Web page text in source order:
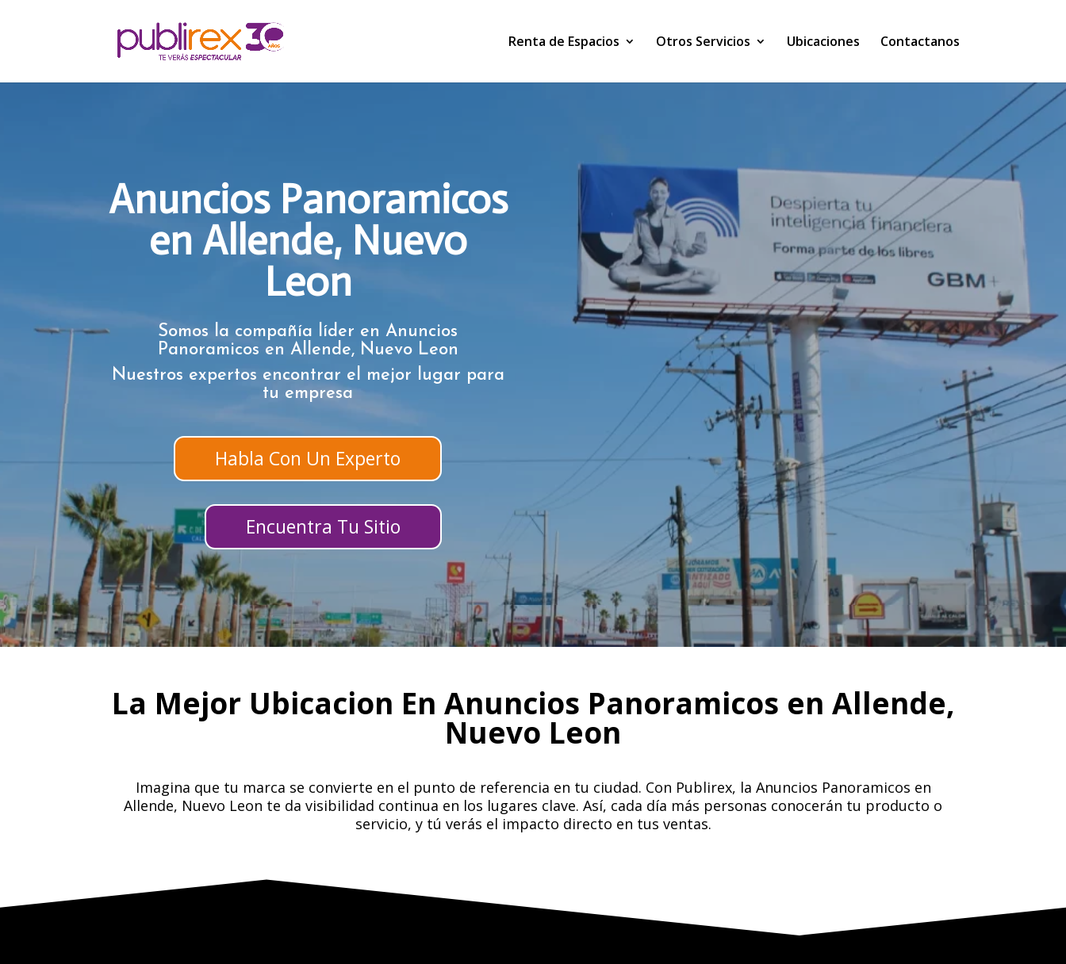
Renta de Espacios Otros Servicios Ubicaciones Contactanos
Anuncios Panoramicos
en Allende, Nuevo
Leon
Somos la compañía líder en Anuncios
Panoramicos en Allende, Nuevo Leon
Nuestros expertos encontrar el mejor lugar para
tu empresa
Habla Con Un Experto
Encuentra Tu Sitio
La Mejor Ubicacion En Anuncios Panoramicos en Allende,
Nuevo Leon
Imagina que tu marca se convierte en el punto de referencia en tu ciudad. Con Publirex, la Anuncios Panoramicos en
Allende, Nuevo Leon te da visibilidad continua en los lugares clave. Así, cada día más personas conocerán tu producto o
servicio, y tú verás el impacto directo en tus ventas.